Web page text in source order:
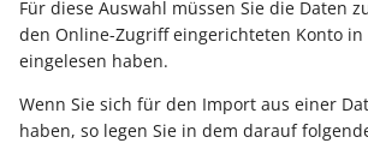
Für diese Auswahl müssen Sie die Daten
den Online-Zugriff eingerichteten Konto in
eingelesen haben.
Wenn Sie sich für den Import aus einer
haben, so legen Sie in dem darauf